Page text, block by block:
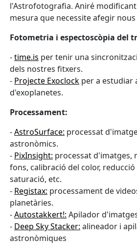
l'Astrofotografia. Aniré
mesura que necessite afegir
Fotometria i espectoscòpia del
-time.is per tenir una
dels nostres fitxers.
- Projecte Exoclock per a estudiar
d'exoplanetes.
Processament:
-AstroSurface: processat
astronòmics.
- PixInsight: processat d'imatges,
fons, calibració del color,
saturació, etc.
- Registax: processament de
planetàries.
-Autostakkert!: Apilador
- Deep Sky Stacker: alineador i
astronòmiques